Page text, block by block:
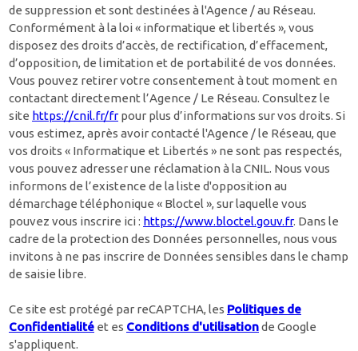
de suppression et sont destinées à l'Agence / au Réseau.
Conformément à la loi « informatique et libertés », vous
disposez des droits d’accès, de rectification, d’effacement,
d’opposition, de limitation et de portabilité de vos données.
Vous pouvez retirer votre consentement à tout moment en
contactant directement l’Agence / Le Réseau. Consultez le
site https://cnil.fr/fr pour plus d’informations sur vos droits. Si
vous estimez, après avoir contacté l'Agence / le Réseau, que
vos droits « Informatique et Libertés » ne sont pas respectés,
vous pouvez adresser une réclamation à la CNIL. Nous vous
informons de l’existence de la liste d'opposition au
démarchage téléphonique « Bloctel », sur laquelle vous
pouvez vous inscrire ici : https://www.bloctel.gouv.fr. Dans le
cadre de la protection des Données personnelles, nous vous
invitons à ne pas inscrire de Données sensibles dans le champ
de saisie libre.
Ce site est protégé par reCAPTCHA, les Politiques de
Confidentialité et es Conditions d'utilisationde Google
s'appliquent.